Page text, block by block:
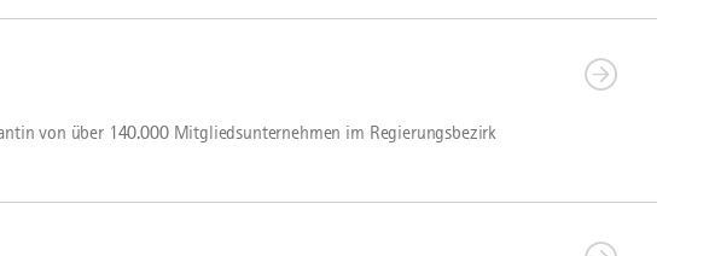
von über 140.000 Mitgliedsunternehmen im Regierungsbezirk